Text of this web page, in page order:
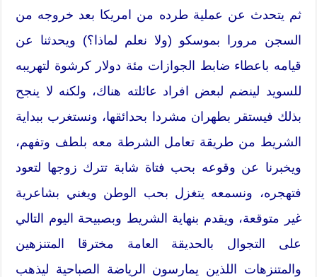
ثم يتحدث عن عملية طرده من امريكا بعد خروجه من
السجن مرورا بموسكو (ولا نعلم لماذا؟) ويحدثنا عن
قيامه باعطاء ضابط الجوازات مئة دولار كرشوة لتهريبه
للسويد لينضم لبعض افراد عائلته هناك، ولكنه لا ينجح
بذلك فيستقر بطهران مشردا بحدائقها، ونستغرب ببداية
الشريط من طريقة تعامل الشرطة معه بلطف وتفهم،
ويخبرنا عن وقوعه بحب فتاة شابة تترك زوجها لتعود
فتهجره، ونسمعه يتغزل بحب الوطن ويغني بشاعرية
غير متوقعة، ويقدم بنهاية الشريط وبصبيحة اليوم التالي
على التجوال بالحديقة العامة مخترقا المتنزهين
والمتنزهات اللذين يمارسون الرياضة الصباحية ليذهب